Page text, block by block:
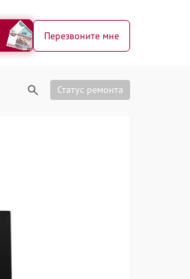
Перезвоните мне
Статус ремонта